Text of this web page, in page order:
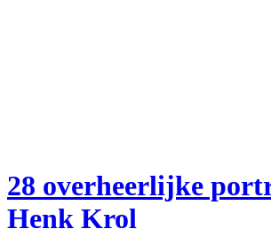
28 overheerlijke
Henk Krol